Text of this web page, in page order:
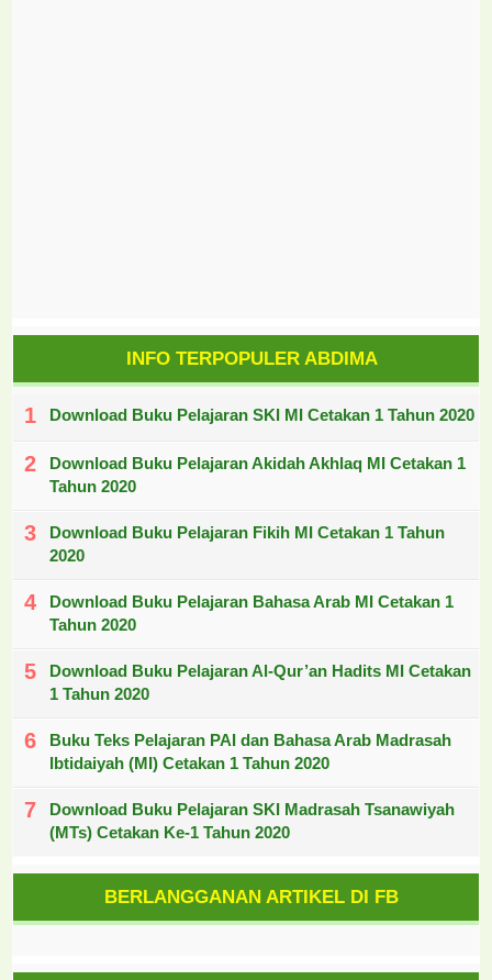
INFO TERPOPULER ABDIMA
Download Buku Pelajaran SKI MI Cetakan 1 Tahun 2020
Download Buku Pelajaran Akidah Akhlaq MI Cetakan 1
Tahun 2020
Download Buku Pelajaran Fikih MI Cetakan 1 Tahun
2020
Download Buku Pelajaran Bahasa Arab MI Cetakan 1
Tahun 2020
Download Buku Pelajaran Al-Qur’an Hadits MI Cetakan
1 Tahun 2020
Buku Teks Pelajaran PAI dan Bahasa Arab Madrasah
Ibtidaiyah (MI) Cetakan 1 Tahun 2020
Download Buku Pelajaran SKI Madrasah Tsanawiyah
(MTs) Cetakan Ke-1 Tahun 2020
BERLANGGANAN ARTIKEL DI FB